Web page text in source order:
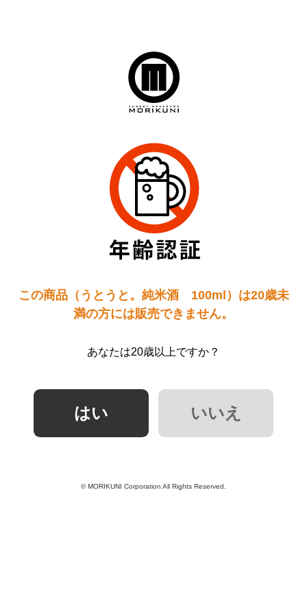
この商品（うとうと。純米酒 100ml）は20歳未
満の方には販売できません。
あなたは20歳以上ですか？
© MORIKUNI Corporation All Rights Reserved.